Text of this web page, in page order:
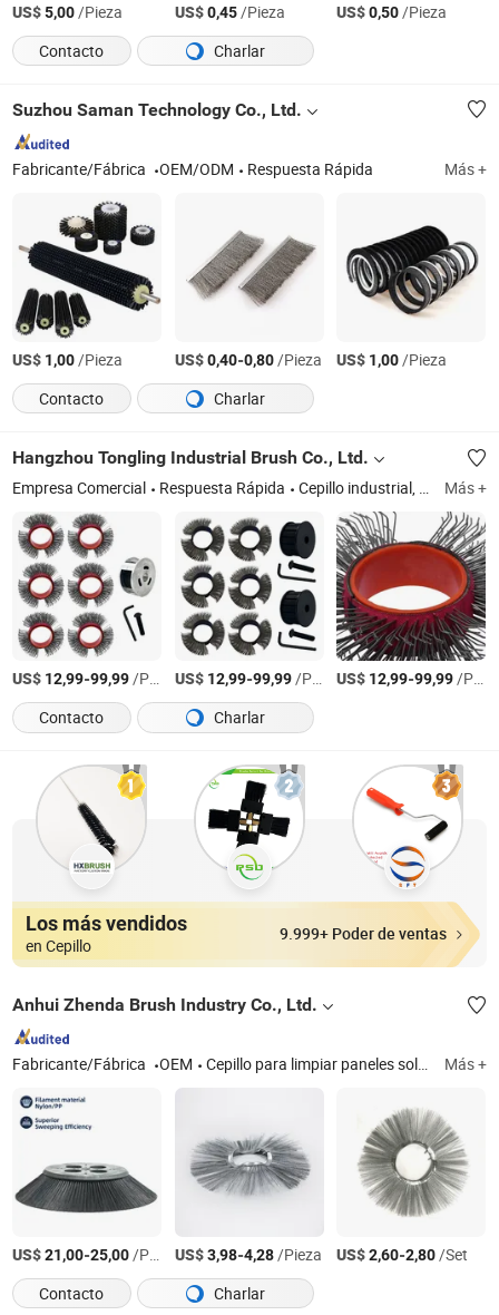
US$5,00/Pieza US$0,45/Pieza US$0,50/Pieza
Contacto
Charlar
Suzhou Saman Technology Co., Ltd.
Fabricante/Fábrica OEM/ODM Respuesta Rápida Más +
US$ 1,00/Pieza US$0,40-0,80/Pieza US$ 1,00/Pieza
Contacto
Charlar
Hangzhou Tongling Industrial Brush Co., Ltd.
Empresa Comercial Respuesta Rápida Cepillo industrial, cepillo de tira, cepillo de sellado, cepillo en espiral, cepillo de resorte, cepillo de vestidura Más +
US$ 12,99-99,99/Pieza US$ 12,99-99,99/Pieza US$ 12,99-99,99/Pieza
Contacto
Charlar
Los más vendidos
en Cepillo
9.999+ Poder de ventas
Anhui Zhenda Brush Industry Co., Ltd.
Fabricante/Fábrica OEM Cepillo para limpiar paneles solares, cepillo para lavar coches, kit de lavado de coches, cepillos barredores, cepillo industrial, cepillos para vacas, robot limpiador de paneles solares, cepillo de limpieza, cepillos para taladro, filamento de cepillo Más +
US$21,00-25,00/Pieza US$3,98-4,28/Pieza US$2,60-2,80/Set
Contacto
Charlar